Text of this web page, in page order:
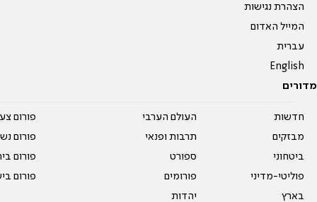
הצהרת נגישות
המייל האדום
עברית
English
מדורים
חדשות
מבזקים
ביטחוני
פוליטי-מדיני
בארץ
העולם הערבי
תרבות ופנאי
ספורט
פורומים
יהדות
פורום
פורום
פורום
פורום